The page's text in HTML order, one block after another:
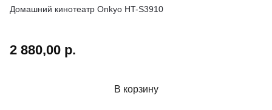
Домашний кинотеатр Onkyo HT-S3910
2 880,00 р.
В корзину